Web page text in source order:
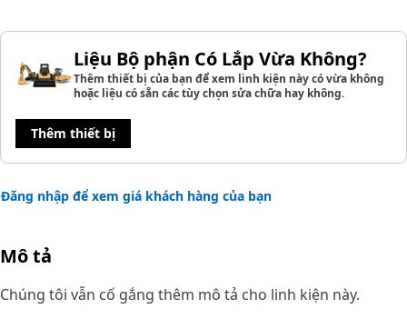
Liệu Bộ phận Có Lắp Vừa Không?
Thêm thiết bị của bạn để xem linh kiện này có vừa không
hoặc liệu có sẵn các tùy chọn sửa chữa hay không.
Thêm thiết bị
Đăng nhập để xem giá khách hàng của bạn
Mô tả
Chúng tôi vẫn cố gắng thêm mô tả cho linh kiện này.